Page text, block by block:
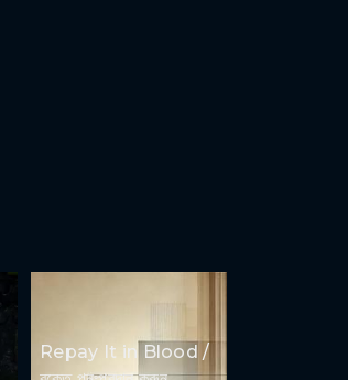
Repay It in Blood /